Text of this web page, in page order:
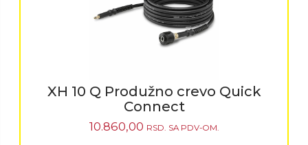
XH 10 Q Produžno crevo Quick
Connect
10.860,00 RSD. SA PDV-OM.